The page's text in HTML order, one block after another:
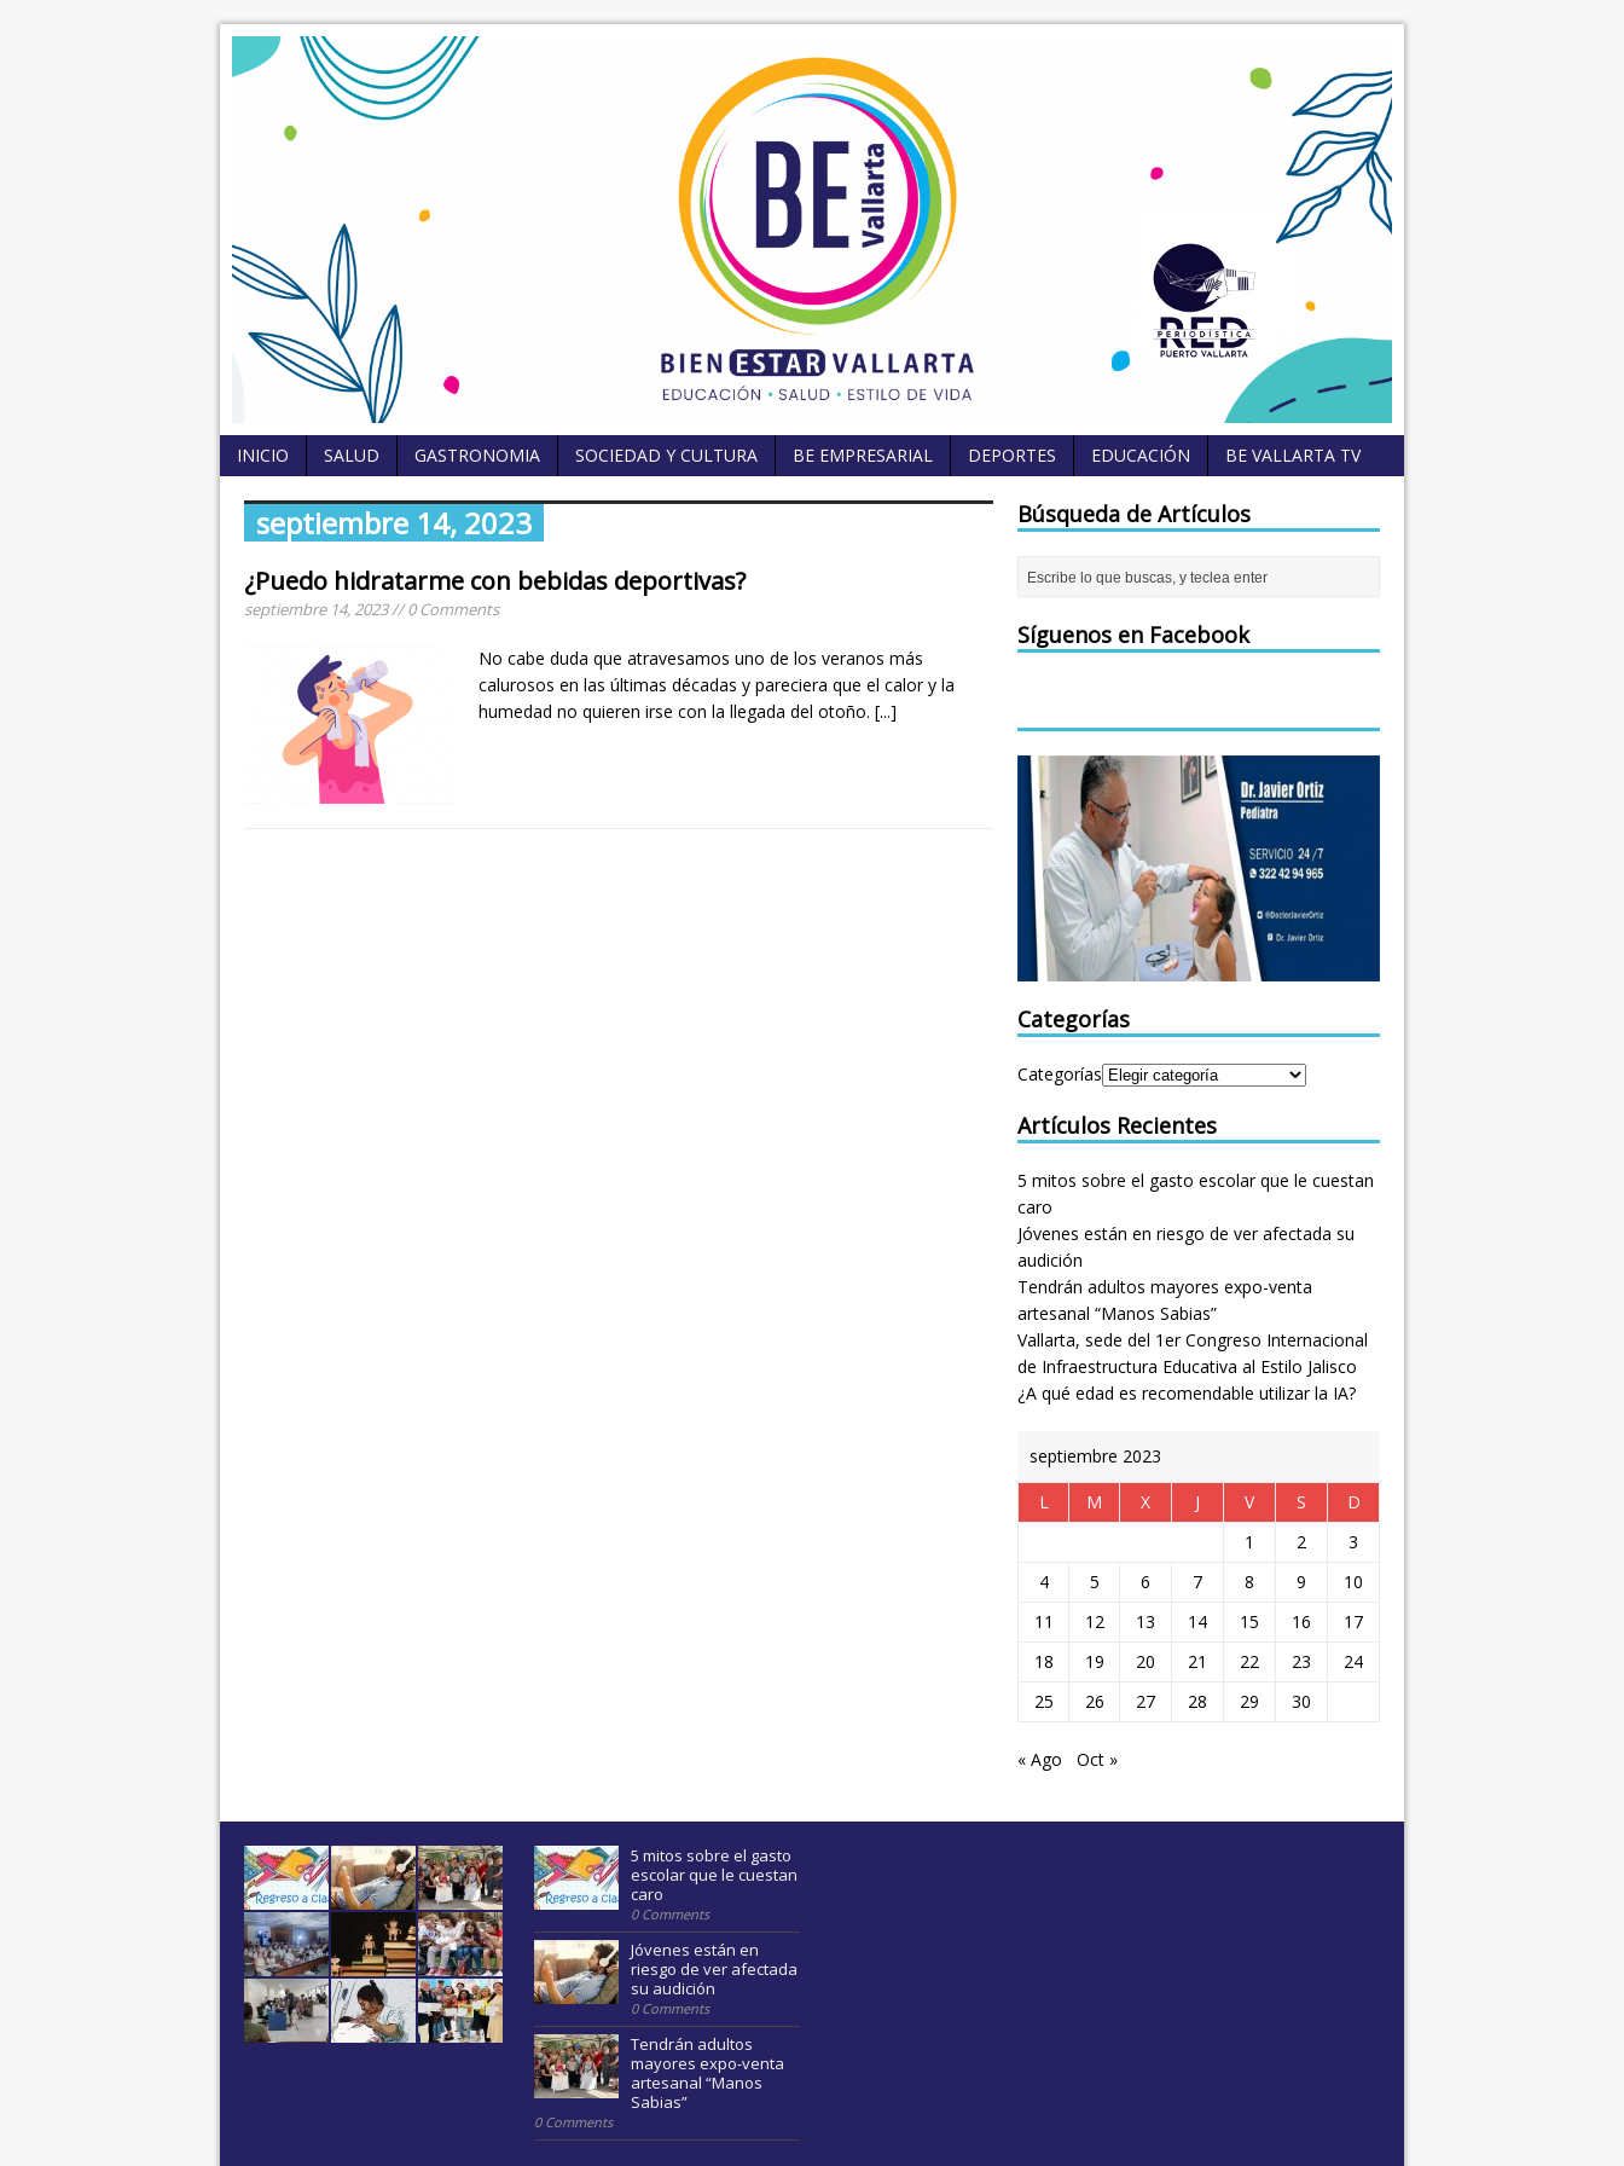
INICIO SALUD GASTRONOMIA SOCIEDAD Y CULTURA BE EMPRESARIAL DEPORTES EDUCACIÓN BE VALLARTA TV
septiembre 14, 2023
¿Puedo hidratarme con bebidas deportivas?
septiembre 14, 2023 // 0 Comments
No cabe duda que atravesamos uno de los veranos más
calurosos en las últimas décadas y pareciera que el calor y la
humedad no quieren irse con la llegada del otoño. [...]
Búsqueda de Artículos
Síguenos en Facebook
Categorías
Categorías
Artículos Recientes
5 mitos sobre el gasto escolar que le cuestan
caro
Jóvenes están en riesgo de ver afectada su
audición
Tendrán adultos mayores expo-venta
artesanal “Manos Sabias”
Vallarta, sede del 1er Congreso Internacional
de Infraestructura Educativa al Estilo Jalisco
¿A qué edad es recomendable utilizar la IA?
septiembre 2023
L
M X J V S
D
1
2
3
4
5 6 7 8 9
10
11
12 13 14 15 16
17
18
19 20 21 22 23
24
25
26 27 28 29 30
« Ago Oct »
5 mitos sobre el gasto
escolar que le cuestan
caro
0 Comments
Jóvenes están en
riesgo de ver afectada
su audición
0 Comments
Tendrán adultos
mayores expo-venta
artesanal “Manos
Sabias”
0 Comments